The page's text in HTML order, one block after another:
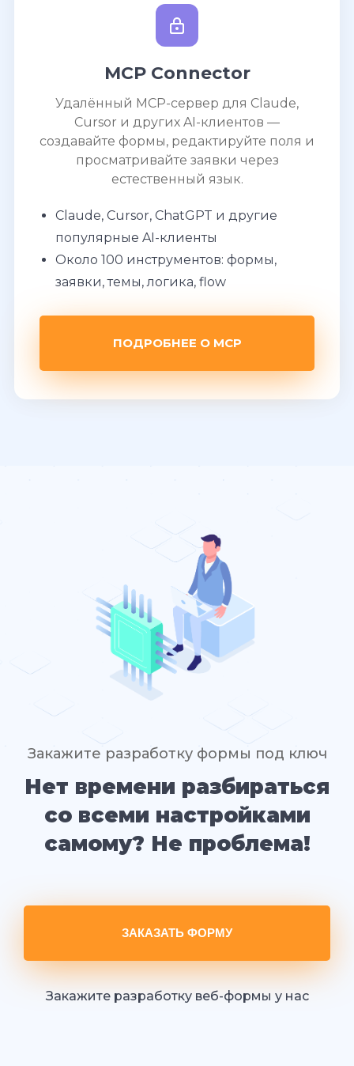
MCP Connector
Удалённый MCP-сервер для Claude,
Cursor и других AI-клиентов —
создавайте формы, редактируйте поля и
просматривайте заявки через
естественный язык.
Claude, Cursor, ChatGPT и другие
популярные AI-клиенты
Около 100 инструментов: формы,
заявки, темы, логика, flow
ПОДРОБНЕЕ О MCP
Закажите разработку формы под ключ
Нет времени разбираться
со всеми настройками
самому? Не проблема!
ЗАКАЗАТЬ ФОРМУ
Закажите разработку веб-формы у нас